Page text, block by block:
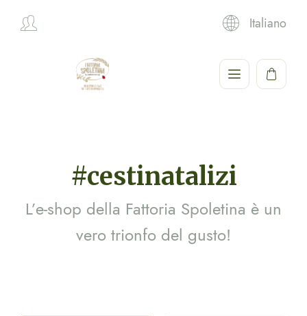
Hi, Italiano
#cestinatalizi
L’e-shop della Fattoria Spoletina è un
vero trionfo del gusto!